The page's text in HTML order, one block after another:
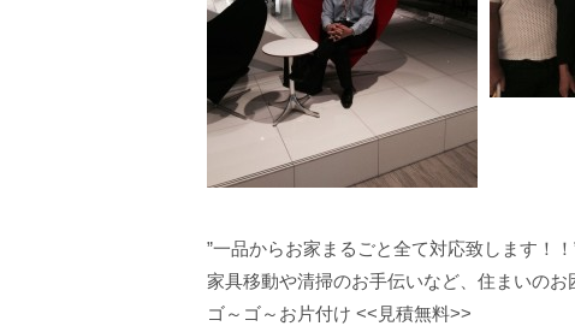
”一品からお家まるごと全て対応致します！！
家具移動や清掃のお手伝いなど、住まいのお
ゴ～ゴ～お片付け <<見積無料>>